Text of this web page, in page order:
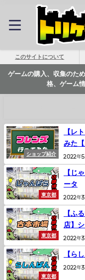
このサイトについて
ゲームの購入、収集のた
格、ゲーム
ショップ紹介
【レ
みた【
2022年5
東京都
【じ
ータ
2022年3
東京都
【ふ
店】
2022年3
東京都
【ら
2022年3